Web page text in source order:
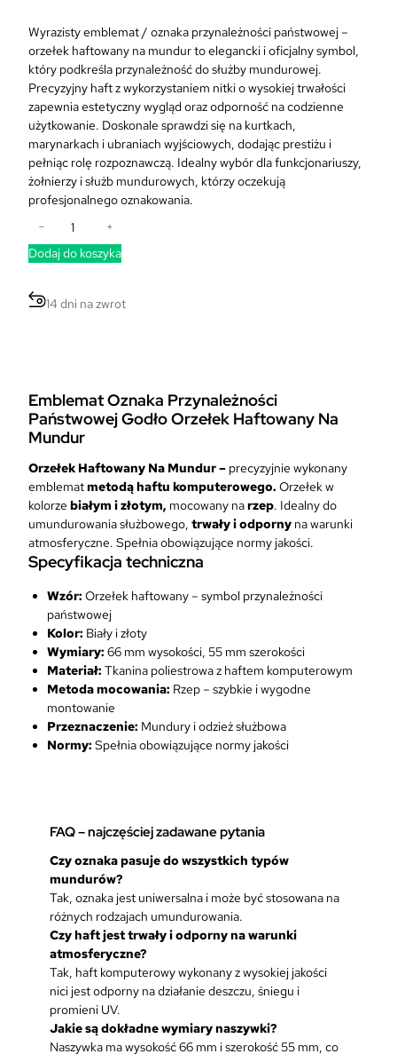
Wyrazisty emblemat / oznaka przynależności państwowej –
orzełek haftowany na mundur to elegancki i oficjalny symbol,
który podkreśla przynależność do służby mundurowej.
Precyzyjny haft z wykorzystaniem nitki o wysokiej trwałości
zapewnia estetyczny wygląd oraz odporność na codzienne
użytkowanie. Doskonale sprawdzi się na kurtkach,
marynarkach i ubraniach wyjściowych, dodając prestiżu i
pełniąc rolę rozpoznawczą. Idealny wybór dla funkcjonariuszy,
żołnierzy i służb mundurowych, którzy oczekują
profesjonalnego oznakowania.
o
ć
E
m
a
t
O
n
a
P
y
n
a
n
− +
Dodaj do koszyka
14 dni na zwrot
Emblemat Oznaka Przynależności
Państwowej Godło Orzełek Haftowany Na
Mundur
Orzełek Haftowany Na Mundur – precyzyjnie wykonany
emblematmetodą haftu komputerowego. Orzełek w
kolorze białym i złotym, mocowany narzep. Idealny do
umundurowania służbowego, trwały i odporny na warunki
atmosferyczne. Spełnia obowiązujące normy jakości.
Specyfikacja techniczna
Wzór: Orzełek haftowany – symbol przynależności
państwowej
Kolor: Biały i złoty
Wymiary: 66 mm wysokości, 55 mm szerokości
Materiał: Tkanina poliestrowa z haftem komputerowym
Metoda mocowania: Rzep – szybkie i wygodne
montowanie
Przeznaczenie: Mundury i odzież służbowa
Normy: Spełnia obowiązujące normy jakości
FAQ – najczęściej zadawane pytania
Czy oznaka pasuje do wszystkich typów
mundurów?
Tak, oznaka jest uniwersalna i może być stosowana na
różnych rodzajach umundurowania.
Czy haft jest trwały i odporny na warunki
atmosferyczne?
Tak, haft komputerowy wykonany z wysokiej jakości
nici jest odporny na działanie deszczu, śniegu i
promieni UV.
Jakie są dokładne wymiary naszywki?
Naszywka ma wysokość 66 mm i szerokość 55 mm, co